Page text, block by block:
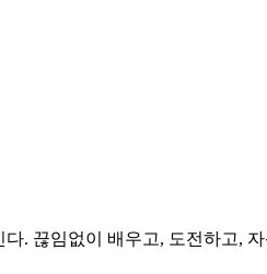
. 끊임없이 배우고, 도전하고,